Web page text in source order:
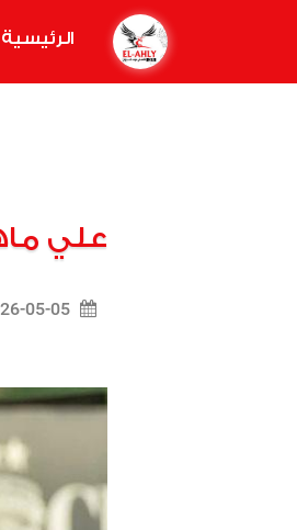
الرئيسية
علي
05-05 11:49:06